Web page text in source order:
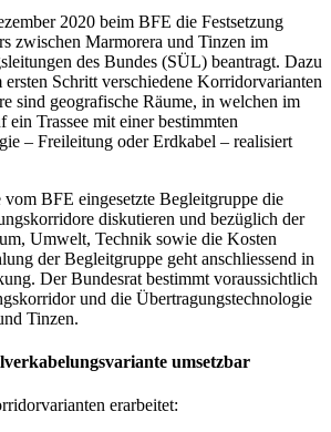
2020 beim BFE die Festsetzung
zwischen Marmorera und Tinzen im
des Bundes (SÜL) beantragt. Dazu
Schritt verschiedene Korridorvarianten
sind geografische Räume, in welchen im
Trassee mit einer bestimmten
– Freileitung oder Erdkabel – realisiert
BFE eingesetzte Begleitgruppe die
diskutieren und bezüglich der
Umwelt, Technik sowie die Kosten
der Begleitgruppe geht anschliessend in
Der Bundesrat bestimmt voraussichtlich
und die Übertragungstechnologie
Tinzen.
umsetzbar
erarbeitet: